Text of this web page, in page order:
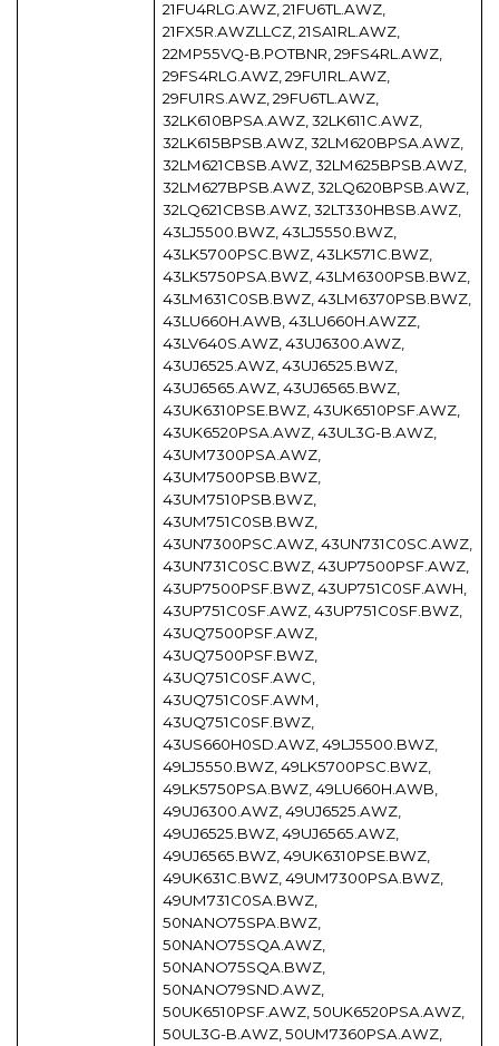
21FU4RLG.AWZ, 21FU6TL.AWZ,
21FX5R.AWZLLCZ, 21SA1RL.AWZ,
22MP55VQ-B.POTBNR, 29FS4RL.AWZ,
29FS4RLG.AWZ, 29FU1RL.AWZ,
29FU1RS.AWZ, 29FU6TL.AWZ,
32LK610BPSA.AWZ, 32LK611C.AWZ,
32LK615BPSB.AWZ, 32LM620BPSA.AWZ,
32LM621CBSB.AWZ, 32LM625BPSB.AWZ,
32LM627BPSB.AWZ, 32LQ620BPSB.AWZ,
32LQ621CBSB.AWZ, 32LT330HBSB.AWZ,
43LJ5500.BWZ, 43LJ5550.BWZ,
43LK5700PSC.BWZ, 43LK571C.BWZ,
43LK5750PSA.BWZ, 43LM6300PSB.BWZ,
43LM631C0SB.BWZ, 43LM6370PSB.BWZ,
43LU660H.AWB, 43LU660H.AWZZ,
43LV640S.AWZ, 43UJ6300.AWZ,
43UJ6525.AWZ, 43UJ6525.BWZ,
43UJ6565.AWZ, 43UJ6565.BWZ,
43UK6310PSE.BWZ, 43UK6510PSF.AWZ,
43UK6520PSA.AWZ, 43UL3G-B.AWZ,
43UM7300PSA.AWZ,
43UM7500PSB.BWZ,
43UM7510PSB.BWZ,
43UM751C0SB.BWZ,
43UN7300PSC.AWZ, 43UN731C0SC.AWZ,
43UN731C0SC.BWZ, 43UP7500PSF.AWZ,
43UP7500PSF.BWZ, 43UP751C0SF.AWH,
43UP751C0SF.AWZ, 43UP751C0SF.BWZ,
43UQ7500PSF.AWZ,
43UQ7500PSF.BWZ,
43UQ751C0SF.AWC,
43UQ751C0SF.AWM,
43UQ751C0SF.BWZ,
43US660H0SD.AWZ, 49LJ5500.BWZ,
49LJ5550.BWZ, 49LK5700PSC.BWZ,
49LK5750PSA.BWZ, 49LU660H.AWB,
49UJ6300.AWZ, 49UJ6525.AWZ,
49UJ6525.BWZ, 49UJ6565.AWZ,
49UJ6565.BWZ, 49UK6310PSE.BWZ,
49UK631C.BWZ, 49UM7300PSA.BWZ,
49UM731C0SA.BWZ,
50NANO75SPA.BWZ,
50NANO75SQA.AWZ,
50NANO75SQA.BWZ,
50NANO79SND.AWZ,
50UK6510PSF.AWZ, 50UK6520PSA.AWZ,
50UL3G-B.AWZ, 50UM7360PSA.AWZ,